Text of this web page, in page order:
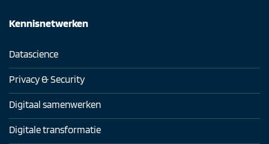
Kennisnetwerken
Datascience
Privacy & Security
Digitaal samenwerken
Digitale transformatie